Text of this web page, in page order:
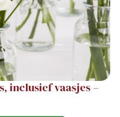
inclusief vaasjes –